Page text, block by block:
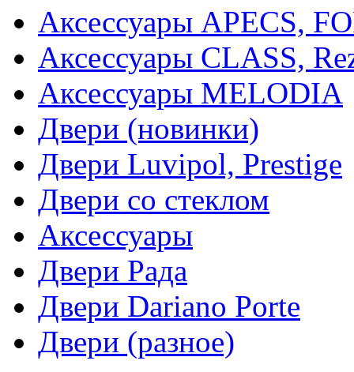
Аксессуары APECS,
Аксессуары CLASS,
Аксессуары MELODIA
Двери (новинки)
Двери Luvipol, Prestige
Двери со стеклом
Аксессуары
Двери Рада
Двери Dariano Porte
Двери (разное)